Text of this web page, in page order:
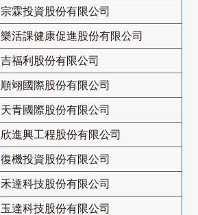
宗霖投資股份有限公司
樂活課健康促進股份有限公司
吉福利股份有限公司
順翊國際股份有限公司
天青國際股份有限公司
欣進興工程股份有限公司
復機投資股份有限公司
禾達科技股份有限公司
玉達科技股份有限公司